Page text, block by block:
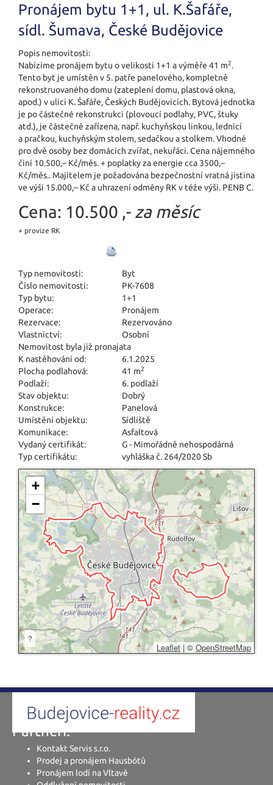
Pronájem bytu 1+1, ul. K.Šafáře,
sídl. Šumava, České Budějovice
Popis nemovitosti:
Nabízíme pronájem bytu o velikosti 1+1 a výměře 41 m2.
Tento byt je umístěn v 5. patře panelového, kompletně
rekonstruovaného domu (zateplení domu, plastová okna,
apod.) v ulici K. Šafáře, Českých Budějovicích. Bytová jednotka
je po částečné rekonstrukci (plovoucí podlahy, PVC, štuky
atd.), je částečně zařízena, např. kuchyňskou linkou, lednicí
a pračkou, kuchyňským stolem, sedačkou a stolkem. Vhodné
pro dvě osoby bez domácích zvířat, nekuřáci. Cena nájemného
činí 10.500,– Kč/měs. + poplatky za energie cca 3500,–
Kč/měs.. Majitelem je požadována bezpečnostní vratná jistina
ve výši 15.000,– Kč a uhrazení odměny RK v téže výši. PENB C.
Cena: 10.500 ,- za měsíc
+ provize RK
Typ nemovitosti:
Byt
Číslo nemovitosti:
PK-7608
Typ bytu:
1+1
Operace:
Pronájem
Rezervace:
Rezervováno
Vlastnictví:
Osobní
Nemovitost byla již pronajata
K nastěhování od:
6.1.2025
Plocha podlahová:
41 m2
Podlaží:
6. podlaží
Stav objektu:
Dobrý
Konstrukce:
Panelová
Umístění objektu:
Sídliště
Komunikace:
Asfaltová
Vydaný certifikát:
G - Mimořádně nehospodárná
Typ certifikátu:
vyhláška č. 264/2020 Sb
+
−
?
Leaflet | © OpenStreetMap
Partneři:
Kontakt Servis s.r.o.
Prodej a pronájem Hausbótů
Pronájem lodí na Vltavě